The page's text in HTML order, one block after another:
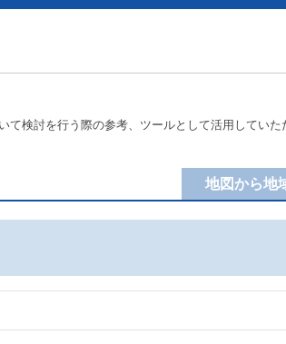
検討を行う際の参考、ツールとして活用してい
地図から地